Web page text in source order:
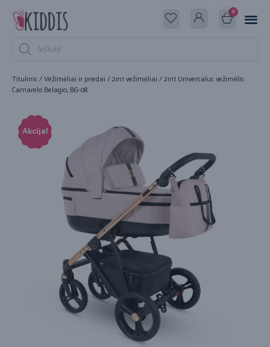
0
Titulinis /Vežimėliai ir priedai /2in1 vežimėliai / 2in1 Universalus vežimėlis
Camarelo Belagio, BG-08
Akcija!